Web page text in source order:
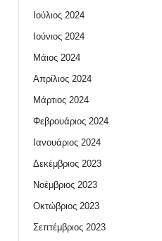
Ιούλιος 2024
Ιούνιος 2024
Μάιος 2024
Απρίλιος 2024
Μάρτιος 2024
Φεβρουάριος 2024
Ιανουάριος 2024
Δεκέμβριος 2023
Νοέμβριος 2023
Οκτώβριος 2023
Σεπτέμβριος 2023